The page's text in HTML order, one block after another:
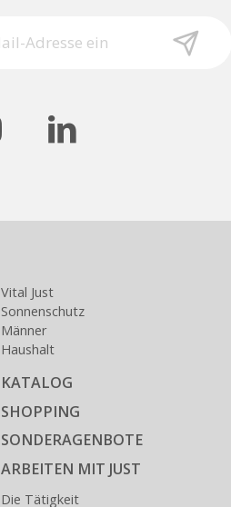
Vital Just
Sonnenschutz
Männer
Haushalt
KATALOG
SHOPPING
SONDERAGENBOTE
ARBEITEN MIT JUST
Die Tätigkeit